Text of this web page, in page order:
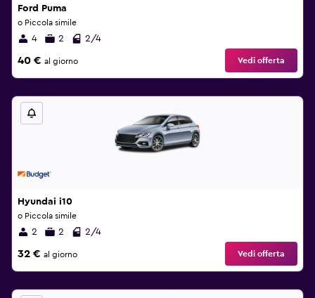
Ford Puma
o Piccola simile
4 2 2/4
40 € al giorno Vedi offerta
Hyundai i10
o Piccola simile
2 2 2/4
32 € al giorno Vedi offerta